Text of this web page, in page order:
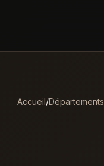
Accueil/Départements